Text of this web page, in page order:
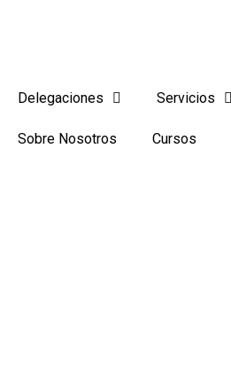
Delegaciones Servicios
Sobre Nosotros Cursos